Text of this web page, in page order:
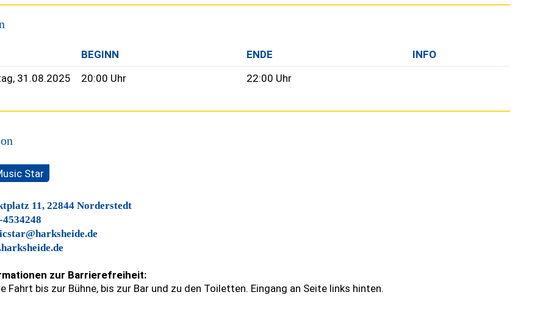
BEGINN ENDE
INFO
31.08.2025
20:00 Uhr 22:00 Uhr
Star
11, 22844 Norderstedt
4534248
zur Barrierefreiheit:
Fahrt bis zur Bühne, bis zur Bar und zu den Toiletten. Eingang an Seite links hinten.